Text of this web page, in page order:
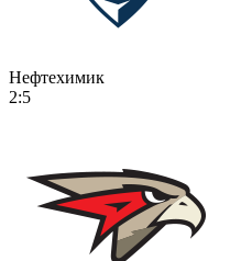
Нефтехимик
2:5